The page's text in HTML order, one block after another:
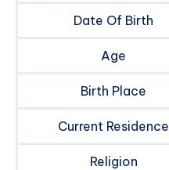
Date Of Birth
Age
Birth Place
Current Residence
Religion